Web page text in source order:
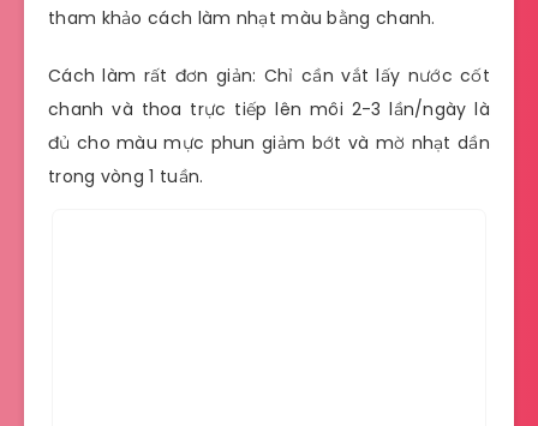
tham khảo cách làm nhạt màu bằng chanh.
Cách làm rất đơn giản: Chỉ cần vắt lấy nước cốt
chanh và thoa trực tiếp lên môi 2-3 lần/ngày là
đủ cho màu mực phun giảm bớt và mờ nhạt dần
trong vòng 1 tuần.